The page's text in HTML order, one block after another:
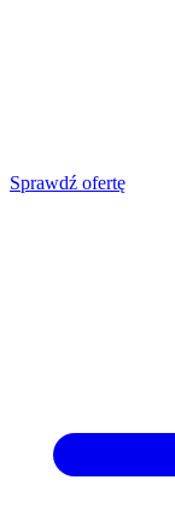
Sprawdź ofertę